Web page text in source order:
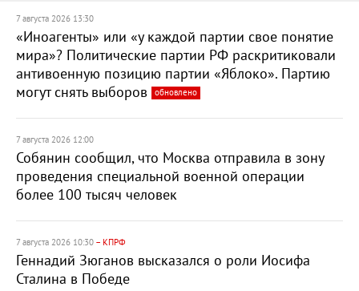
7 августа 2026 13:30
«Иноагенты» или «у каждой партии свое понятие
мира»? Политические партии РФ раскритиковали
антивоенную позицию партии «Яблоко». Партию
могут снять выборов
обновлено
7 августа 2026 12:00
Собянин сообщил, что Москва отправила в зону
проведения специальной военной операции
более 100 тысяч человек
7 августа 2026 10:30 – КПРФ
Геннадий Зюганов высказался о роли Иосифа
Сталина в Победе